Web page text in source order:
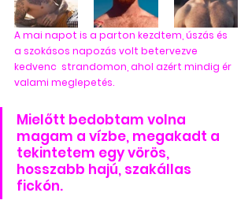
A mai napot is a parton kezdtem, úszás és
a szokásos napozás volt betervezve
kedvenc  strandomon, ahol azért mindig ér
valami meglepetés.
Mielőtt bedobtam volna
magam a vízbe, megakadt a
tekintetem egy vörös,
hosszabb hajú, szakállas
fickón.